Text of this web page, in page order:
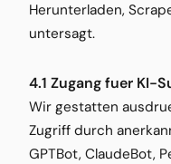
Herunterladen,
untersagt.
4.1 Zugang fuer KI-
Wir gestatten
Zugriff durch
GPTBot, ClaudeBot,